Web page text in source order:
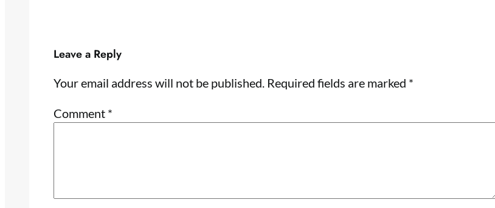
Leave a Reply
Your email address will not be published. Required fields are marked *
Comment *